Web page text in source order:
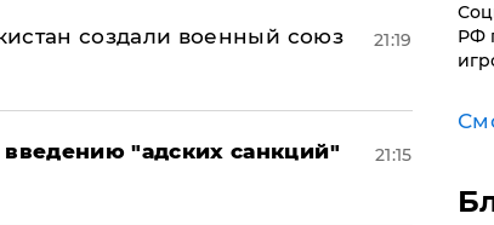
создали военный союз
21:19
"адских санкций"
21:15
РФ